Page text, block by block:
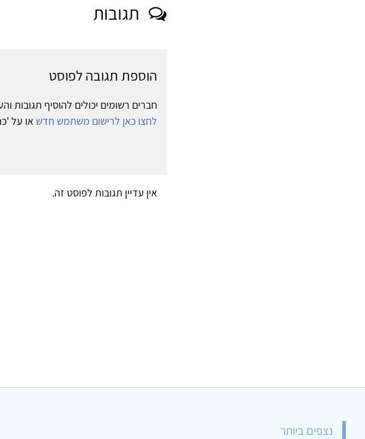
תגובות
הוספת תגובה לפוסט
חברים רשומים יכולים להוסיף תגובות
לחצו כאן לרישום משתמש חדש או על
אין עדיין תגובות לפוסט זה.
נצפים ביותר